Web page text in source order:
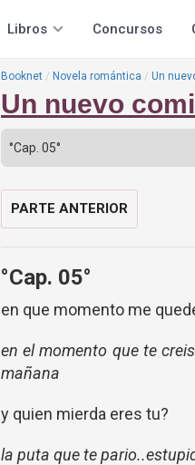
Libros Concursos
Booknet Novela romántica Un
Un nuevo
PARTE ANTERIOR
°Cap. 05°
en que momento me
en el momento que te
mañana
y quien mierda eres tu?
la puta que te